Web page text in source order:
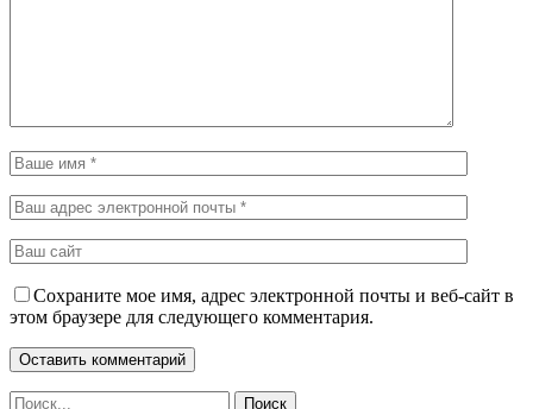
Сохраните мое имя, адрес электронной почты и веб-сайт в
этом браузере для следующего комментария.